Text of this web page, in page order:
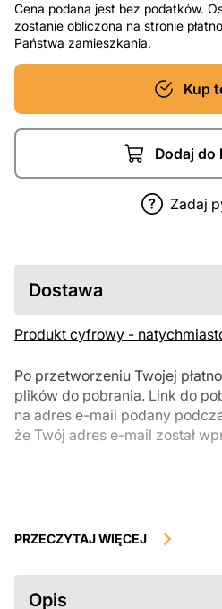
Cena podana jest bez podatków.
zostanie obliczona na stronie
Państwa zamieszkania.
Kup
Dodaj do
Zadaj
Dostawa
Produkt cyfrowy -
Po przetworzeniu Twojej
plików do pobrania. Link do
na adres e-mail podany
że Twój adres e-mail został
podlegają zwrotowi ani wymianie po
przed zakupem. Jeśli masz
skontaktuj się bezpośrednio ze
PRZECZYTAJ WIĘCEJ
Opis